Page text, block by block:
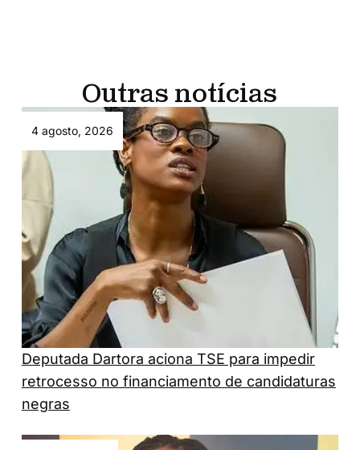
Outras notícias
4 agosto, 2026
Deputada Dartora aciona TSE para impedir
retrocesso no financiamento de candidaturas
negras